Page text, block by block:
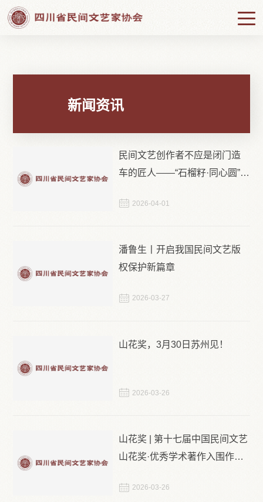
 当前位置： 上级精神
新闻资讯
民间文艺创作者不应是闭门造
车的匠人——“石榴籽·同心圆”民
发的几点思考
 2026-04-01
潘鲁生丨开启我国民间文艺版
权保护新篇章
 2026-03-27
山花奖，3月30日苏州见！
 2026-03-26
山花奖 | 第十七届中国民间文艺
山花奖·优秀学术著作入围作品
 2026-03-26